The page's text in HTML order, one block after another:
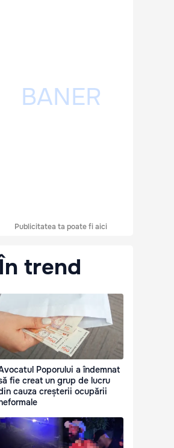
Publicitatea ta poate fi aici
trend
Poporului a îndemnat
fie creat un grup de lucru
cauza creșterii ocupării